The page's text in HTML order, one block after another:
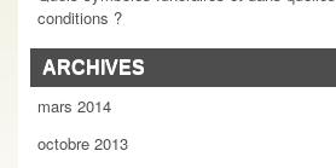
conditions ?
ARCHIVES
mars 2014
octobre 2013